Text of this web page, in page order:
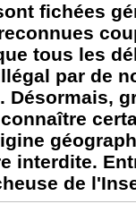
fichées
tous les
par de
interdite.
de